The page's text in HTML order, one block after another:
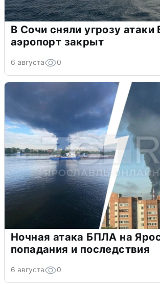
В Сочи сняли угрозу
аэропорт закрыт
6 августа 0
Ночная атака БПЛА на
попадания и последствия
6 августа 0